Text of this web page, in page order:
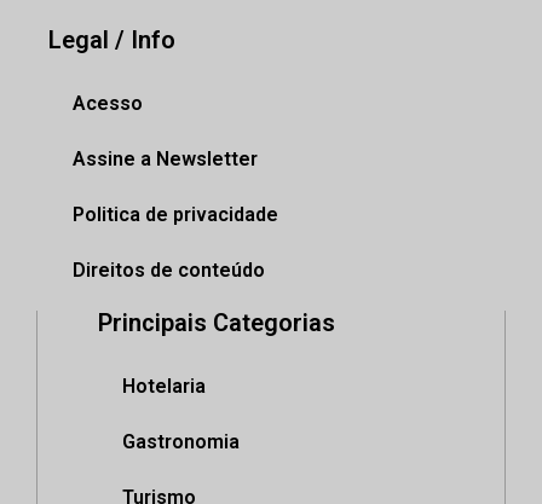
Legal / Info
Acesso
Assine a Newsletter
Politica de privacidade
Direitos de conteúdo
Principais Categorias
Hotelaria
Gastronomia
Turismo